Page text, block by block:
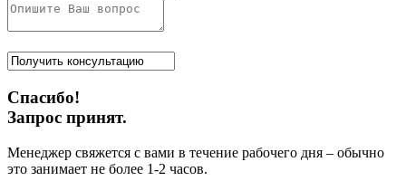
Спасибо!
Запрос принят.
Менеджер свяжется с вами в течение рабочего дня – обычно
это занимает не более 1-2 часов.